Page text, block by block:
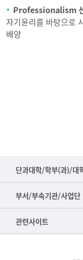
Professionalism
자기윤리를 바탕으로
배양
단과대학/학부(과)/대
■인문대학
▷국어국문학부
▷일본어·일본학과
부서/부속기관/사업단
공동기기센터
공학교육혁신센터
관련사이트
건강가정지원센터
교수협의회